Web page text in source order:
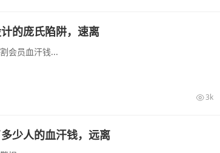
的庞氏陷阱，速离
会员血汗钱...
3k
少人的血汗钱，远离